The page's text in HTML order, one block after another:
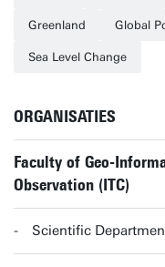
Greenland Global
Sea Level Change
ORGANISATIES
Faculty of Geo-
Observation (ITC)
Scientific